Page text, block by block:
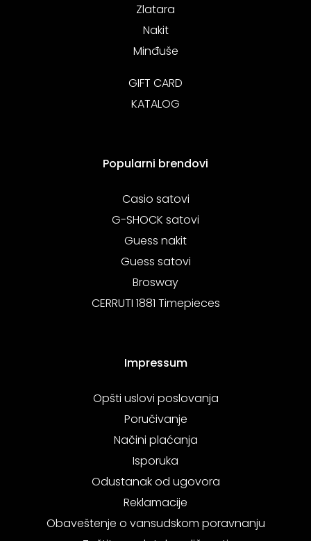
Zlatara
Nakit
Minđuše
GIFT CARD
KATALOG
Popularni brendovi
Casio satovi
G-SHOCK satovi
Guess nakit
Guess satovi
Brosway
CERRUTI 1881 Timepieces
Impressum
Opšti uslovi poslovanja
Poručivanje
Načini plaćanja
Isporuka
Odustanak od ugovora
Reklamacije
Obaveštenje o vansudskom poravnanju